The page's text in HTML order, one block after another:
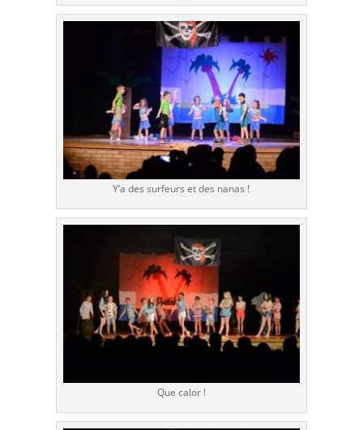
Y’a des surfeurs et des nanas !
Que calor !